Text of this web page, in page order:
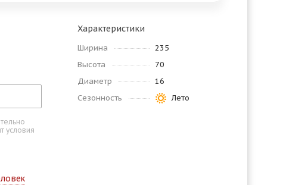
условия
Характеристики
Ширина
235
Высота
70
Диаметр
16
Сезонность
Лето